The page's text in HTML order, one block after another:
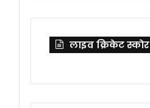
लाइव क्रिकेट स्कोर